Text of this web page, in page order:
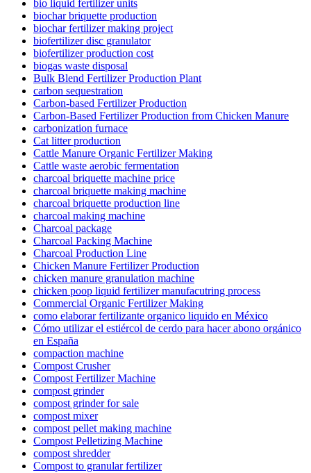
bio liquid fertilizer units
biochar briquette production
biochar fertilizer making project
biofertilizer disc granulator
biofertilizer production cost
biogas waste disposal
Bulk Blend Fertilizer Production Plant
carbon sequestration
Carbon-based Fertilizer Production
Carbon-Based Fertilizer Production from Chicken Manure
carbonization furnace
Cat litter production
Cattle Manure Organic Fertilizer Making
Cattle waste aerobic fermentation
charcoal briquette machine price
charcoal briquette making machine
charcoal briquette production line
charcoal making machine
Charcoal package
Charcoal Packing Machine
Charcoal Production Line
Chicken Manure Fertilizer Production
chicken manure granulation machine
chicken poop liquid fertilizer manufacutring process
Commercial Organic Fertilizer Making
como elaborar fertilizante organico liquido en México
Cómo utilizar el estiércol de cerdo para hacer abono orgánico
en España
compaction machine
Compost Crusher
Compost Fertilizer Machine
compost grinder
compost grinder for sale
compost mixer
compost pellet making machine
Compost Pelletizing Machine
compost shredder
Compost to granular fertilizer